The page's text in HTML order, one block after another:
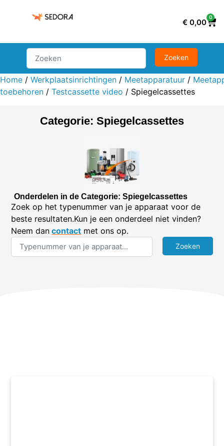
€ 0,00
0
Home / Werkplaatsinrichtingen / Meetapparatuur /
toebehoren / Testcassette video / Spiegelcassettes
Categorie: Spiegelcassettes
Onderdelen in de Categorie: Spiegelcassettes
Zoek op het typenummer van je apparaat voor de
beste resultaten.Kun je een onderdeel niet vinden?
Neem dan contact met ons op.